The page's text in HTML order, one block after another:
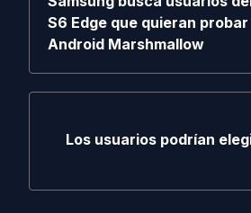
S6 Edge que quieran
Android Marshmallow
Los usuarios podrían